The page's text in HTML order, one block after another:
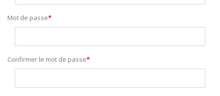
Mot de passe
Confirmer le mot de passe